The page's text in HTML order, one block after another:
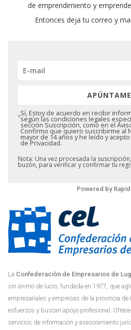
de emprendimiento y
Entonces deja tu correo y
Sí, Estoy de acuerdo en recibir
según las condiciones legales
sección Suscripción, como en el
Confirmo que quiero suscribirme al
mayor de 14 años y he leído y
de Privacidad.
Nota: Una vez procesada la
buzón, para verificar y confirmar tu
Powered by
La Confederación de Empresarios de
sin ánimo de lucro, fundada en 1977, que
empresariales y empresas de la provincia
esfuerzos y buscan apoyo profesional.
servicios de información y asesoramiento